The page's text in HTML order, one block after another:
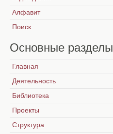
Алфавит
Поиск
Основные разделы
Главная
Деятельность
Библиотека
Проекты
Структура